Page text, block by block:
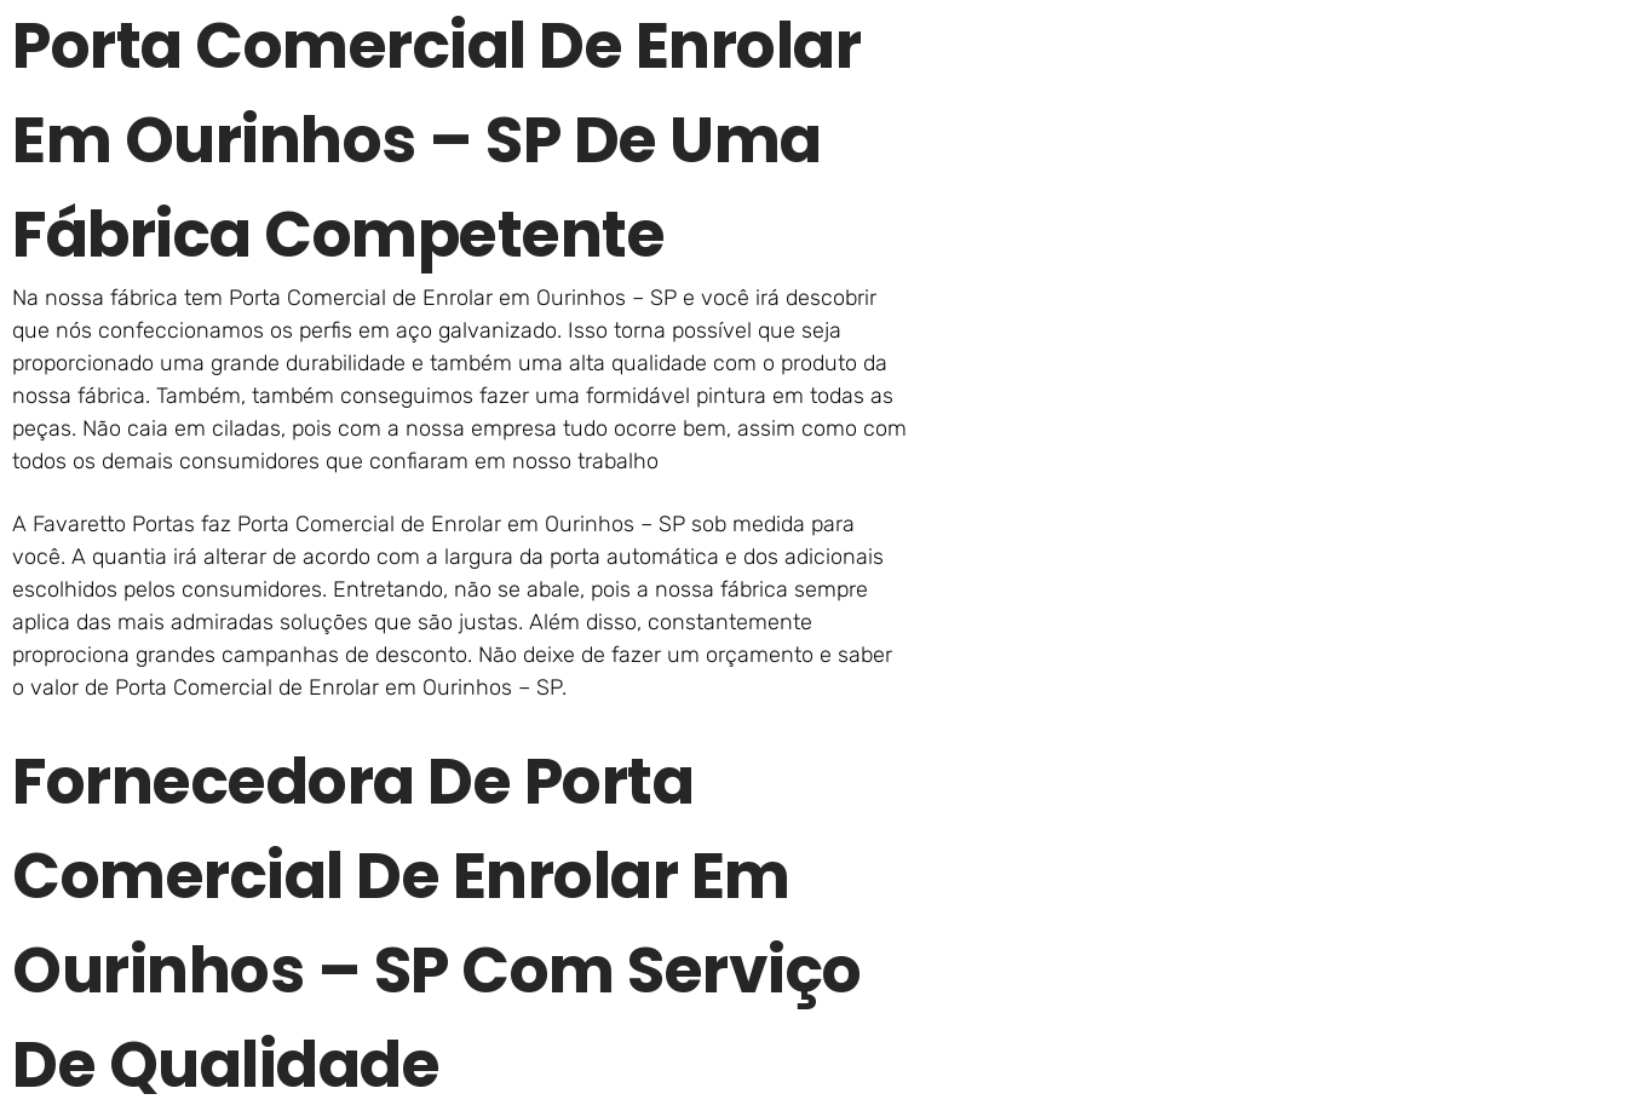
Porta Comercial De Enrolar
Em Ourinhos – SP De Uma
Fábrica Competente
Na nossa fábrica tem Porta Comercial de Enrolar em Ourinhos – SP e você irá descobrir
que nós confeccionamos os perfis em aço galvanizado. Isso torna possível que seja
proporcionado uma grande durabilidade e também uma alta qualidade com o produto da
nossa fábrica. Também, também conseguimos fazer uma formidável pintura em todas as
peças. Não caia em ciladas, pois com a nossa empresa tudo ocorre bem, assim como com
todos os demais consumidores que confiaram em nosso trabalho
A Favaretto Portas faz Porta Comercial de Enrolar em Ourinhos – SP sob medida para
você. A quantia irá alterar de acordo com a largura da porta automática e dos adicionais
escolhidos pelos consumidores. Entretando, não se abale, pois a nossa fábrica sempre
aplica das mais admiradas soluções que são justas. Além disso, constantemente
proprociona grandes campanhas de desconto. Não deixe de fazer um orçamento e saber
o valor de Porta Comercial de Enrolar em Ourinhos – SP.
Fornecedora De Porta
Comercial De Enrolar Em
Ourinhos – SP Com Serviço
De Qualidade